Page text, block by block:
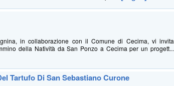
in collaborazione con il Comune di Cecima, vi invita
della Natività da San Ponzo a Cecima per un progett...
Tartufo Di San Sebastiano Curone